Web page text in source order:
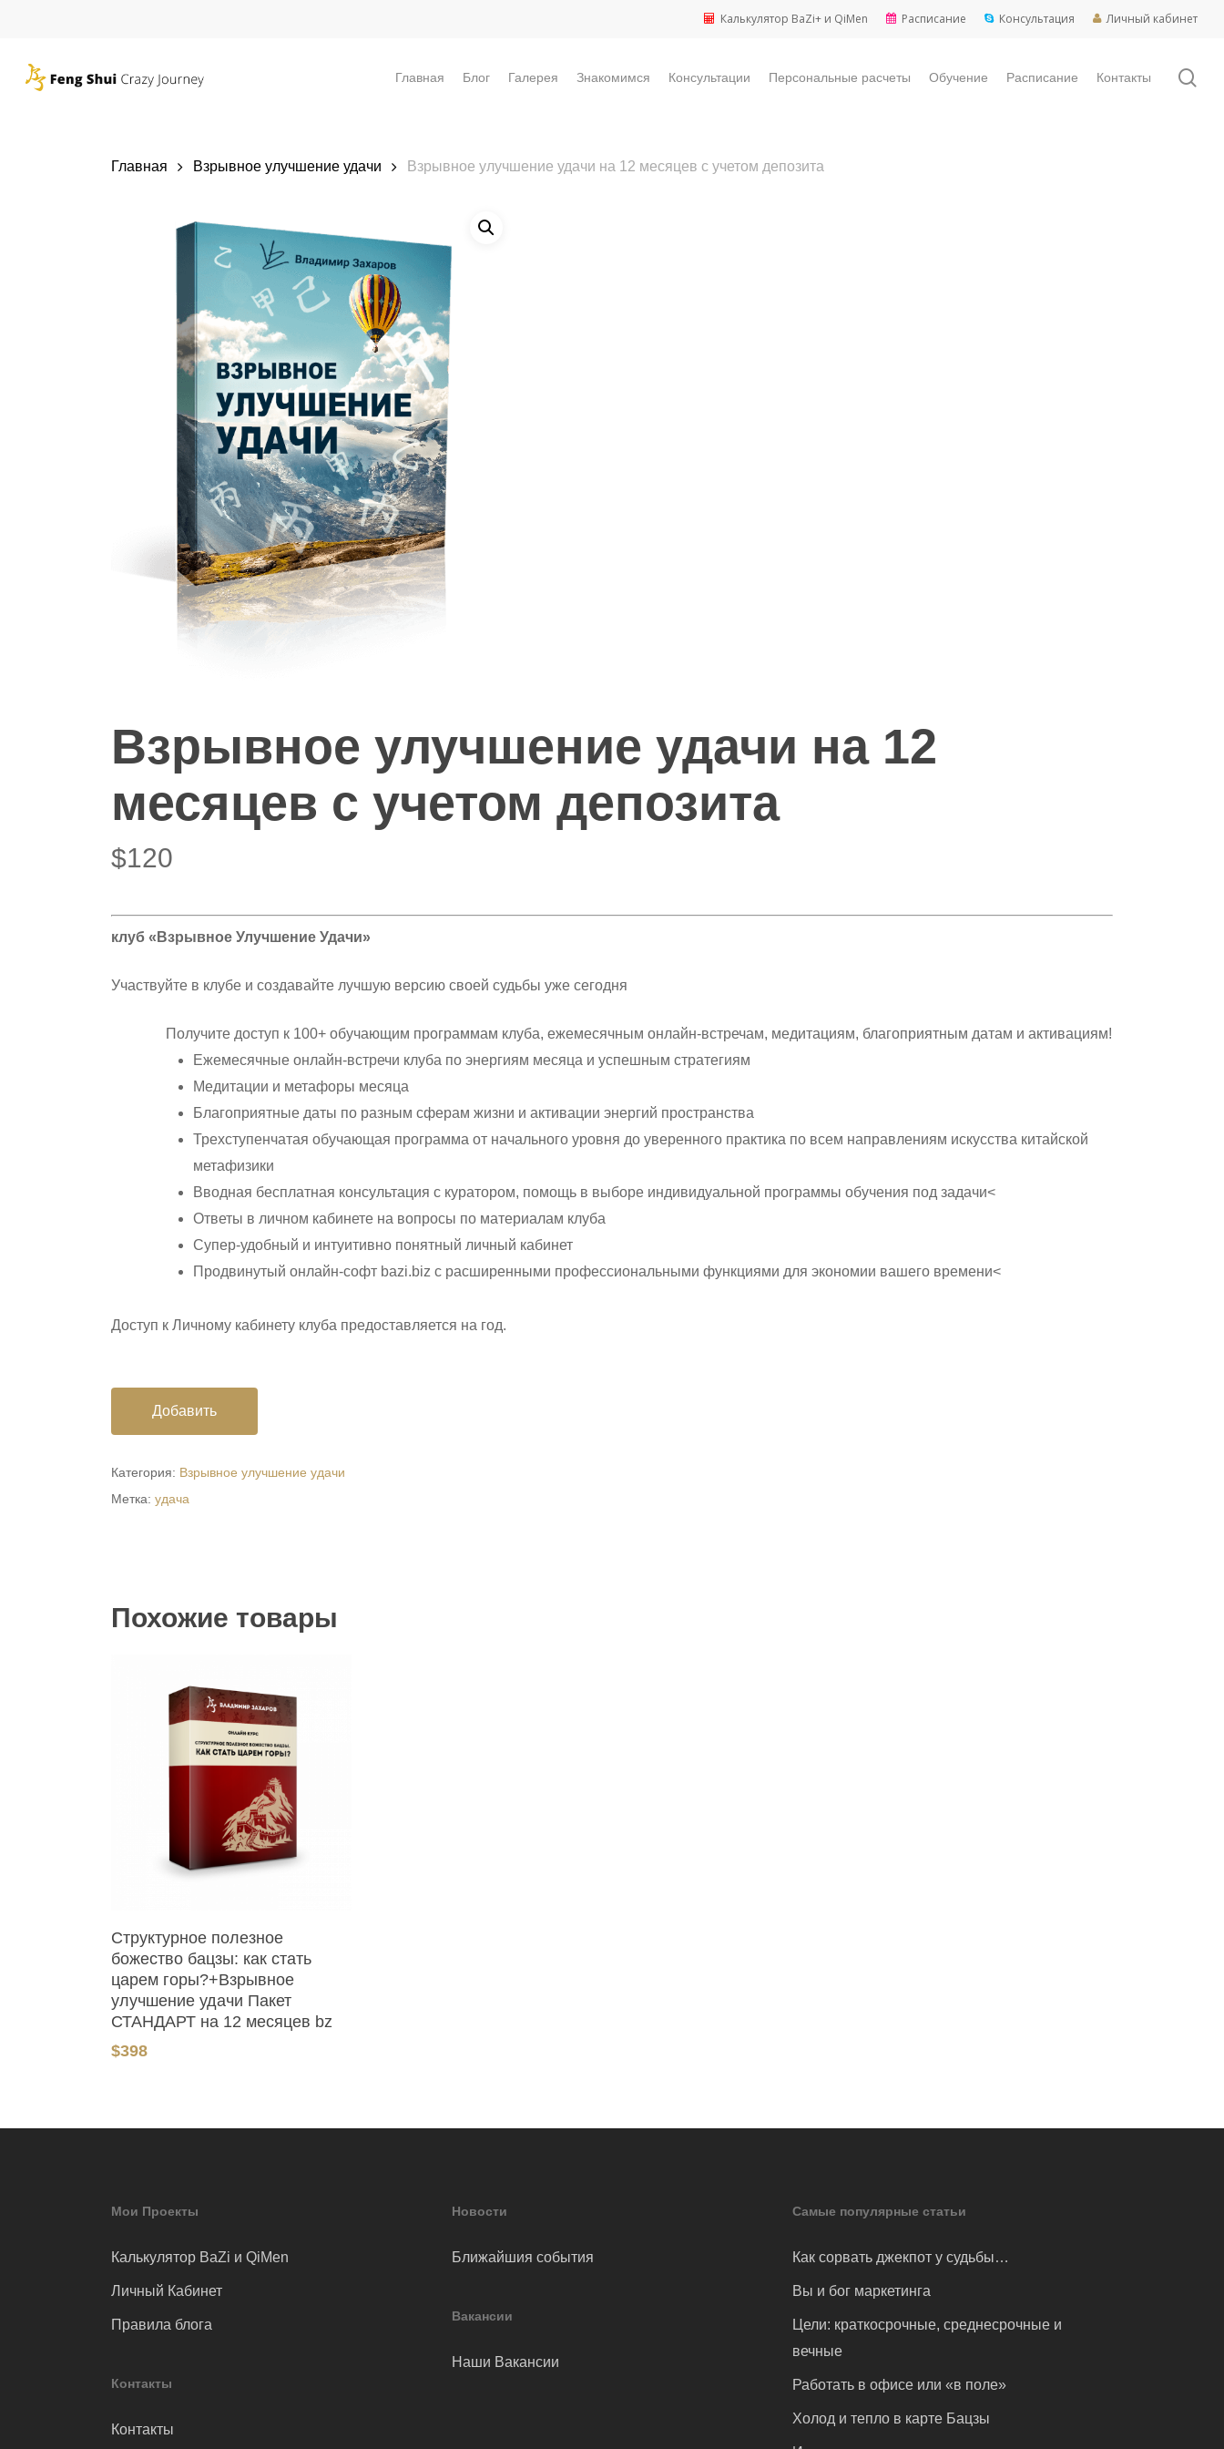
main
content
Калькулятор BaZi+ и QiMen Расписание Консультация Личный кабинет
Hit enter to search or ESC to close
Главная Блог Галерея Знакомимся Консультации Персональные расчеты Обучение Расписание Контакты
Главная Взрывное улучшение удачи Взрывное улучшение удачи на 12 месяцев с учетом депозита
Взрывное улучшение удачи на 12
месяцев с учетом депозита
$120
клуб «Взрывное Улучшение Удачи»
Участвуйте в клубе и создавайте лучшую версию своей судьбы уже сегодня
Получите доступ к 100+ обучающим программам клуба, ежемесячным онлайн-встречам, медитациям, благоприятным датам и активациям!
Ежемесячные онлайн-встречи клуба по энергиям месяца и успешным стратегиям
Медитации и метафоры месяца
Благоприятные даты по разным сферам жизни и активации энергий пространства
Трехступенчатая обучающая программа от начального уровня до уверенного практика по всем направлениям искусства китайской
метафизики
Вводная бесплатная консультация с куратором, помощь в выборе индивидуальной программы обучения под задачи<
Ответы в личном кабинете на вопросы по материалам клуба
Супер-удобный и интуитивно понятный личный кабинет
Продвинутый онлайн-софт bazi.biz с расширенными профессиональными функциями для экономии вашего времени<
Доступ к Личному кабинету клуба предоставляется на год.
Добавить
Категория: Взрывное улучшение удачи
Метка: удача
Похожие товары
Структурное полезное
божество бацзы: как стать
царем горы?+Взрывное
улучшение удачи Пакет
СТАНДАРТ на 12 месяцев bz
$398
Мои Проекты
Калькулятор BaZi и QiMen
Личный Кабинет
Правила блога
Контакты
Контакты
Новости
Ближайшия события
Вакансии
Наши Вакансии
Самые популярные статьи
Как сорвать джекпот у судьбы…
Вы и бог маркетинга
Цели: краткосрочные, среднесрочные и
вечные
Работать в офисе или «в поле»
Холод и тепло в карте Бацзы